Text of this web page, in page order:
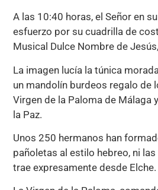
A las 10:40 horas, el Señor en
esfuerzo por su cuadrilla de
Musical Dulce Nombre de
La imagen lucía la túnica
un mandolín burdeos regalo de
Virgen de la Paloma de Málaga
la Paz.
Unos 250 hermanos han
pañoletas al estilo hebreo, ni
trae expresamente desde Elche.